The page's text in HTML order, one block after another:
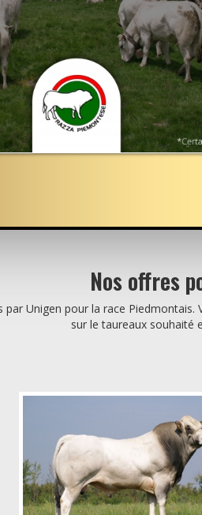
Nos offres
Unigen pour la race
sur le taureaux souhaité